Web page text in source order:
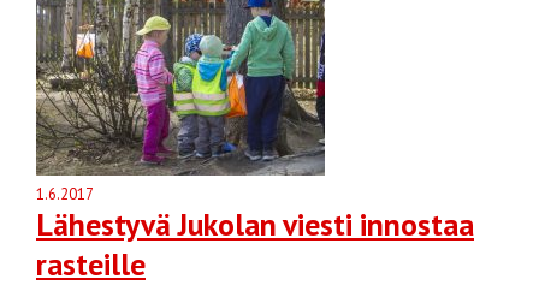
1.6.2017
Lähestyvä Jukolan viesti innostaa
rasteille